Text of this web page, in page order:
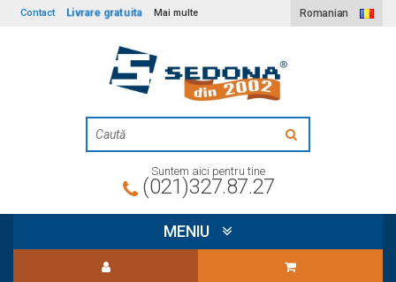
Contact Livrare gratuita Mai multe Romanian
Suntem aici pentru tine
(021)327.87.27
MENIU